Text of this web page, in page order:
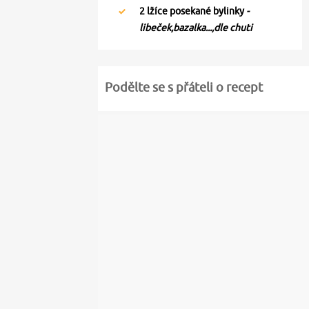
2 lžíce posekané bylinky-
libeček,bazalka...,dle chuti
Podělte se s přáteli o recept